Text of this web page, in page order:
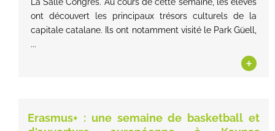
ont découvert les principaux trésors culturels de la
capitale catalane. Ils ont notamment visité le Park Güell,
...
+
Erasmus+ : une semaine de basketball et